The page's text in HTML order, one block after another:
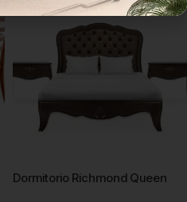
Dormitorio Richmond Queen